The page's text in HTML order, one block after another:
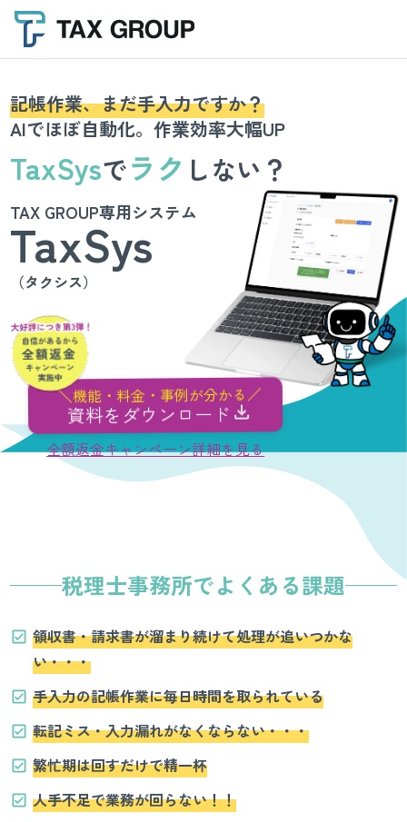
記帳作業、まだ手入力ですか？
AIでほぼ自動化。作業効率大幅UP
TaxSysでラク しない？
TAX GROUP専用システム
TaxSys
（タクシス）
＼機能・料金・事例が分かる／
資料をダウンロード
全額返金キャンペーン詳細を見る
税理士事務所でよくある課題
領収書・請求書が溜まり続けて処理が追いつかな
い・・・
手入力の記帳作業に毎日時間を取られている
転記ミス・入力漏れがなくならない・・・
繁忙期は回すだけで精一杯
人手不足で業務が回らない！！